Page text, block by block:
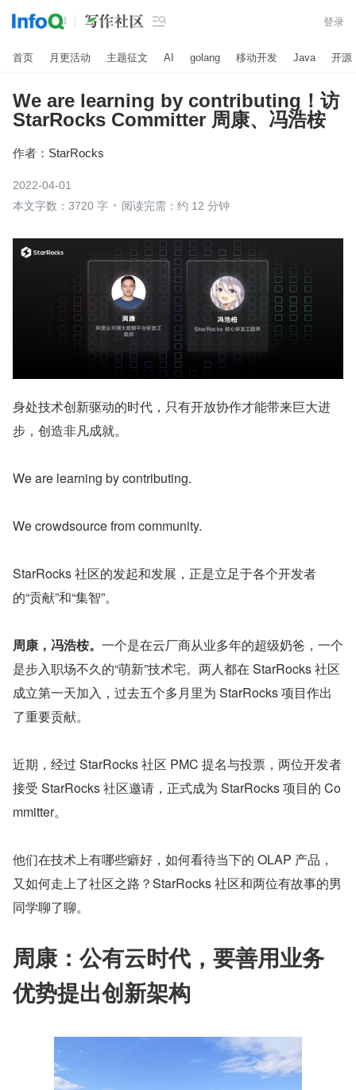
 登录
首页 月更活动 主题征文 AI golang 移动开发 Java 开源
We are learning by contributing！访
StarRocks Committer 周康、冯浩桉
作者： StarRocks
2022-04-01
本文字数：3720 字
阅读完需：约 12 分钟
身处技术创新驱动的时代，只有开放协作才能带来巨大进
步，创造非凡成就。
We are learning by contributing.
We crowdsource from community.
StarRocks 社区的发起和发展，正是立足于各个开发者
的“贡献”和“集智”。
周康，冯浩桉。 一个是在云厂商从业多年的超级奶爸，一个
是步入职场不久的“萌新”技术宅。两人都在 StarRocks 社区
成立第一天加入，过去五个多月里为 StarRocks 项目作出
了重要贡献。
近期，经过 StarRocks 社区 PMC 提名与投票，两位开发者
接受 StarRocks 社区邀请，正式成为 StarRocks 项目的 Co
mmitter。
他们在技术上有哪些癖好，如何看待当下的 OLAP 产品，
又如何走上了社区之路？StarRocks 社区和两位有故事的男
同学聊了聊。
周康：公有云时代，要善用业务
优势提出创新架构